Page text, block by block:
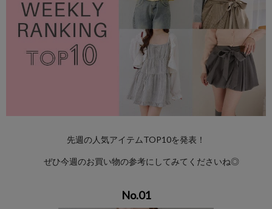
先週の人気アイテムTOP10を発表！
ぜひ今週のお買い物の参考にしてみてくださいね◎